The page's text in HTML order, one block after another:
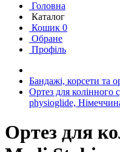
Головна
Каталог
Кошик 0
Обране
Профіль
Бандажі, корсети та
Ортез для колінного
physioglide,
Ортез для